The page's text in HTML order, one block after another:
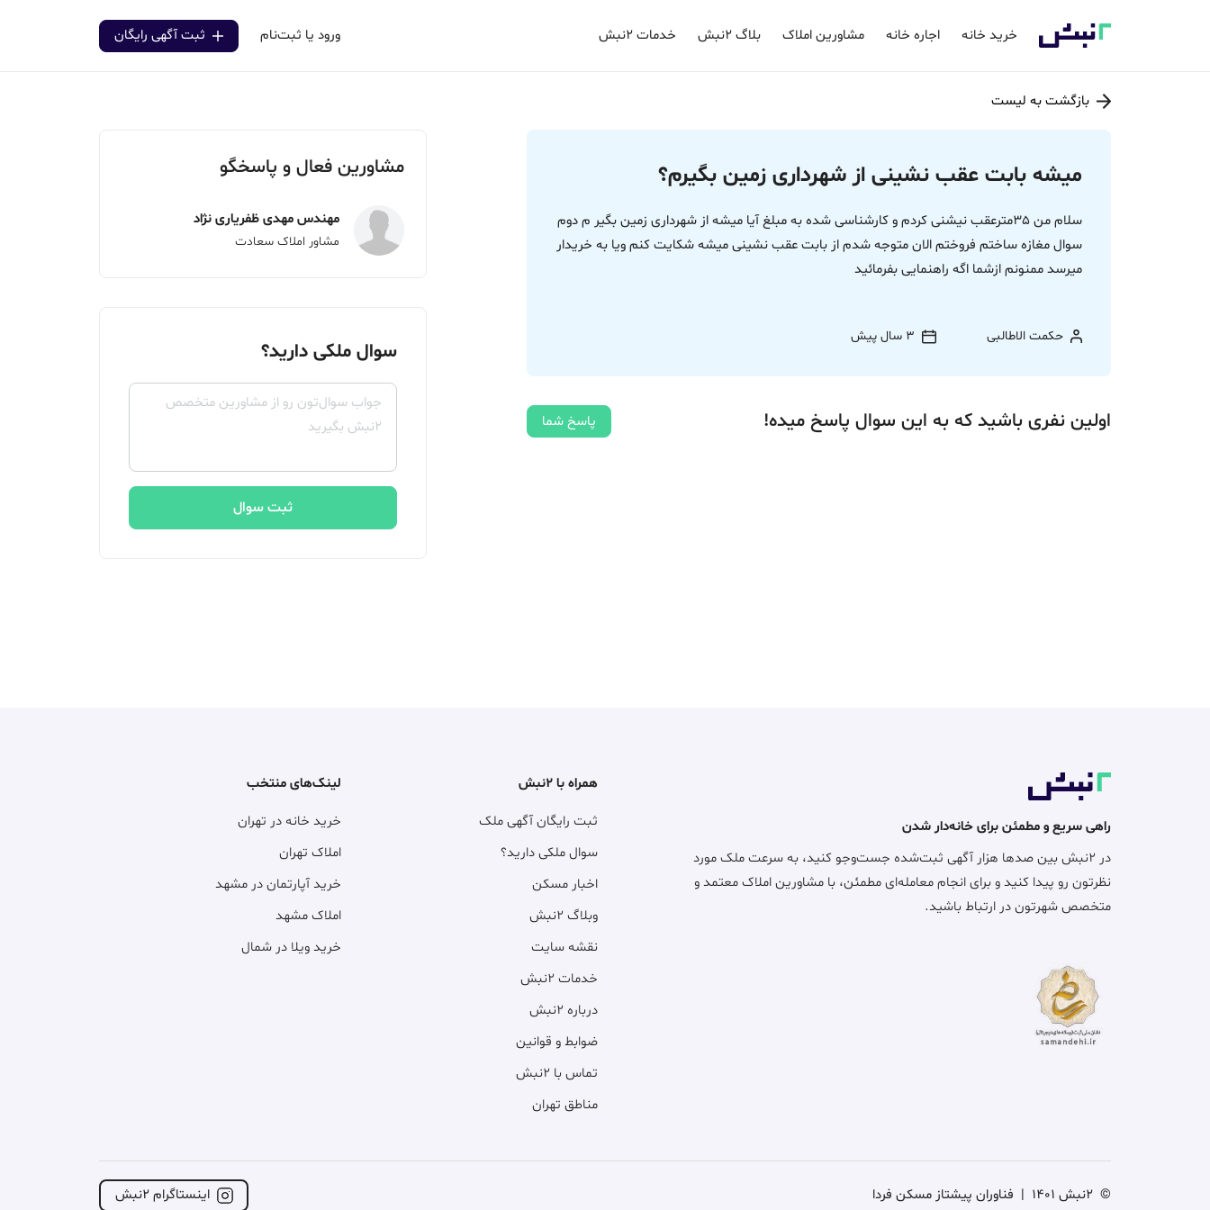
خرید خانه اجاره خانه مشاورین املاک بلاگ ۲نبش خدمات ۲نبش ورود یا ثبت‌نام ثبت آگهی رایگان
بازگشت به لیست
میشه بابت عقب نشینی از شهرداری زمین بگیرم؟
سلام من 35مترعقب نیشنی کردم و کارشناسی شده به مبلغ آیا میشه از شهرداری زمین بگیر م دوم
سوال مغازه ساختم فروختم الان متوجه شدم از بابت عقب نشینی میشه شکایت کنم ویا به خریدار
میرسد ممنونم ازشما اگه راهنمایی بفرمائید
حکمت الاطالبی 3 سال پیش
اولین نفری باشید که به این سوال پاسخ میده! پاسخ شما
مشاورین فعال و پاسخگو
مهندس مهدی ظفریاری نژاد
مشاور املاک سعادت
سوال ملکی دارید؟
ثبت سوال
راهی سریع و مطمئن برای خانه‌دار شدن
در ۲نبش بین صدها هزار آگهی ثبت‌شده جست‌وجو کنید، به سرعت ملک مورد
نظرتون رو پیدا کنید و برای انجام معامله‌ای مطمئن، با مشاورین املاک معتمد و
متخصص شهرتون در ارتباط باشید.
همراه با ۲نبش
ثبت رایگان آگهی ملک
سوال ملکی دارید؟
اخبار مسکن
وبلاگ ۲نبش
نقشه سایت
خدمات ۲نبش
درباره ۲نبش
ضوابط و قوانین
تماس با ۲نبش
مناطق تهران
لینک‌های منتخب
خرید خانه در تهران
املاک تهران
خرید آپارتمان در مشهد
املاک مشهد
خرید ویلا در شمال
اینستاگرام ۲نبش © 2نبش 1401 | فناوران پیشتاز مسکن فردا